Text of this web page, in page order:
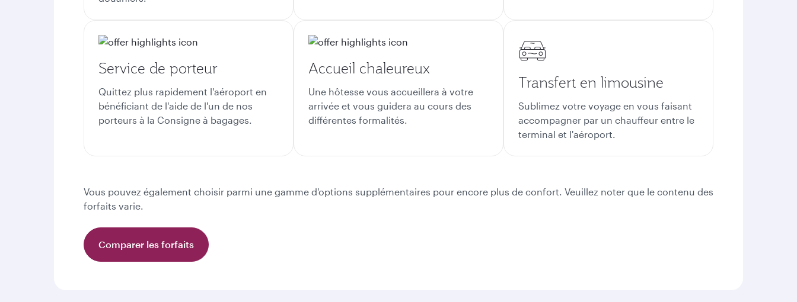
Service de porteur
Quittez plus rapidement l'aéroport en
bénéficiant de l'aide de l'un de nos
porteurs à la Consigne à bagages.
Accueil chaleureux
Une hôtesse vous accueillera à votre
arrivée et vous guidera au cours des
différentes formalités.
Transfert en limousine
Sublimez votre voyage en vous faisant
accompagner par un chauffeur entre le
terminal et l'aéroport.
Vous pouvez également choisir parmi une gamme d'options supplémentaires pour encore plus de confort. Veuillez noter que le contenu des
forfaits varie.
Comparer les forfaits